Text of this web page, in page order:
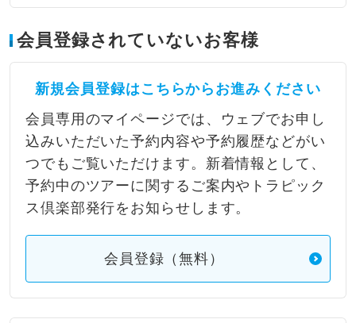
会員登録されていないお客様
新規会員登録はこちらからお進みください
会員専用のマイページでは、ウェブでお申し
込みいただいた予約内容や予約履歴などがい
つでもご覧いただけます。新着情報として、
予約中のツアーに関するご案内やトラピック
ス倶楽部発行をお知らせします。
会員登録（無料）